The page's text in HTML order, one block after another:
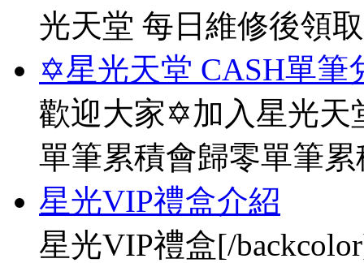
光天堂 每日維修後領
✡星光天堂 CASH單筆
歡迎大家✡加入星光天
單筆累積會歸零單筆
星光VIP禮盒介紹
星光VIP禮盒[/